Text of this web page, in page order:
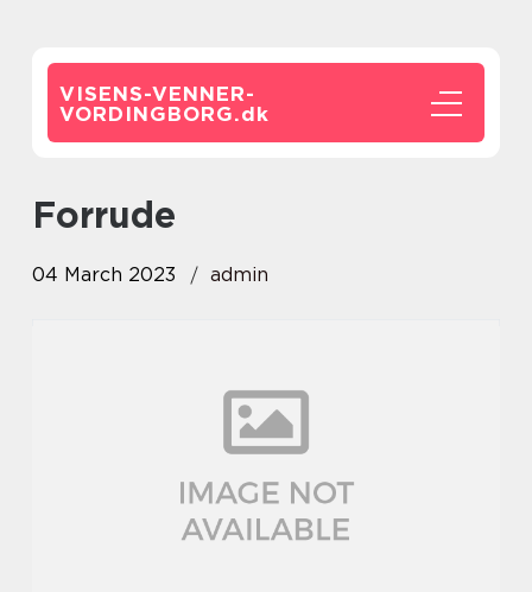
VISENS-VENNER-
VORDINGBORG.dk
forrude
04 March 2023 admin